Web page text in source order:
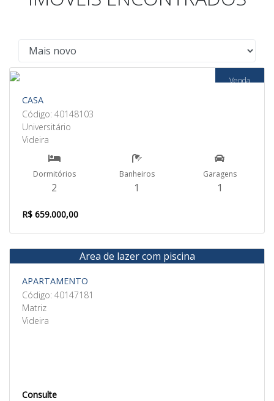
Venda
CASA
Código: 40148103
Universitário
Videira
Dormitórios
2
Banheiros
1
Garagens
1
R$ 659.000,00
Venda
Area de lazer com piscina
APARTAMENTO
Código: 40147181
Matriz
Videira
Consulte